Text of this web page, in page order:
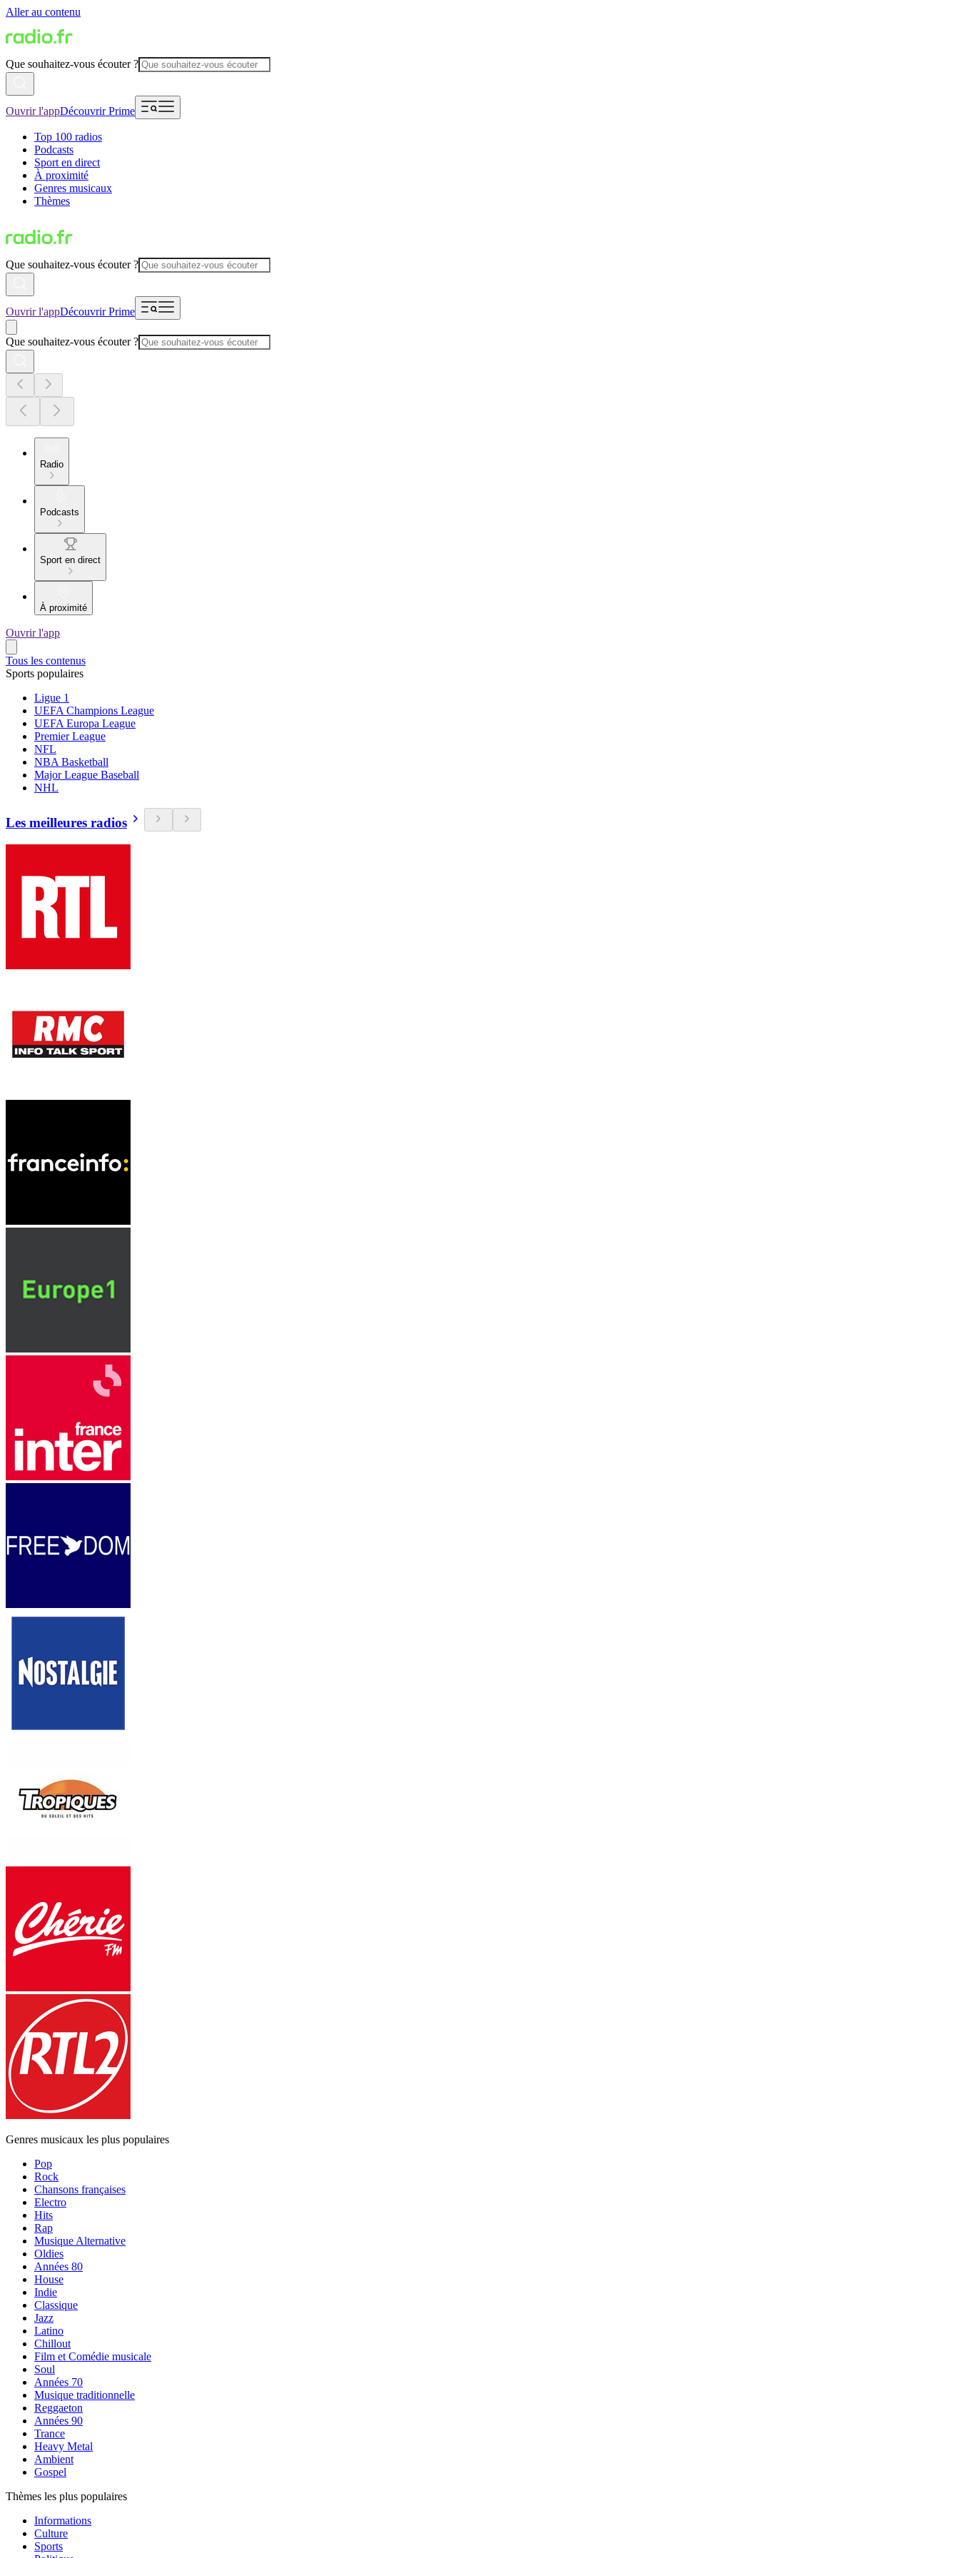
Aller au contenu
Que souhaitez-vous écouter ?
Ouvrir l'appDécouvrir Prime
Top 100 radios
Podcasts
Sport en direct
À proximité
Genres musicaux
Thèmes
Que souhaitez-vous écouter ?
Ouvrir l'appDécouvrir Prime
Que souhaitez-vous écouter ?
Radio
Podcasts
Sport en direct
À proximité
Ouvrir l'app
Tous les contenus
Sports populaires
Ligue 1
UEFA Champions League
UEFA Europa League
Premier League
NFL
NBA Basketball
Major League Baseball
NHL
Les meilleures radios
Genres musicaux les plus populaires
Pop
Rock
Chansons françaises
Electro
Hits
Rap
Musique Alternative
Oldies
Années 80
House
Indie
Classique
Jazz
Latino
Chillout
Film et Comédie musicale
Soul
Années 70
Musique traditionnelle
Reggaeton
Années 90
Trance
Heavy Metal
Ambient
Gospel
Thèmes les plus populaires
Informations
Culture
Sports